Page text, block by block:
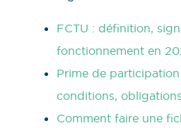
FCTU : définition,
fonctionnement en
Prime de
conditions,
Comment faire une